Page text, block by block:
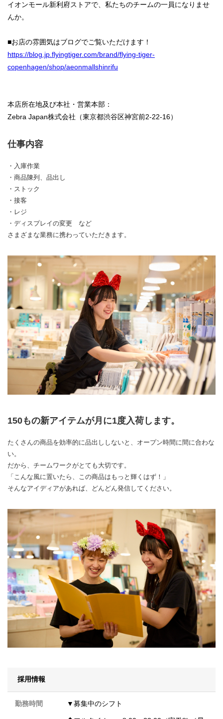
イオンモール新利府ストアで、私たちのチームの一員になりませ
んか。
■お店の雰囲気はブログでご覧いただけます！
https://blog.jp.flyingtiger.com/brand/flying-tiger-
copenhagen/shop/aeonmallshinrifu
本店所在地及び本社・営業本部：
Zebra Japan株式会社（東京都渋谷区神宮前2-22-16）
仕事内容
・入庫作業
・商品陳列、品出し
・ストック
・接客
・レジ
・ディスプレイの変更 など
さまざまな業務に携わっていただきます。
150もの新アイテムが月に1度入荷します。
たくさんの商品を効率的に品出ししないと、オープン時間に間に合わな
い。
だから、チームワークがとても大切です。
「こんな風に置いたら、この商品はもっと輝くはず！」
そんなアイディアがあれば、どんどん発信してください。
採用情報
勤務時間 ▼募集中のシフト